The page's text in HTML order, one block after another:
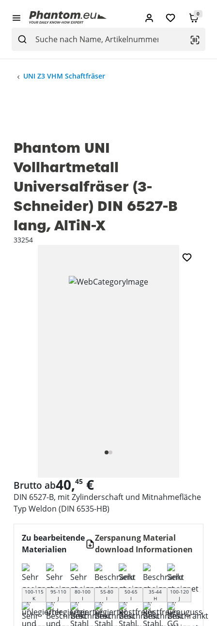
0
UNI Z3 VHM Schaftfräser
Phantom UNI
Vollhartmetall
Universalfräser (3-
Schneider) DIN 6527-B
lang, AlTiN-X
33254
Brutto ab40,45 €
DIN 6527-B, mit Zylinderschaft und Mitnahmefläche
Typ Weldon (DIN 6535-HB)
Zu bearbeitende
Materialien
Zerspanung Material
download Informationen
100-115
K
95-110
J
80-100
I
55-80
I
50-65
I
35-44
H
100-120
J